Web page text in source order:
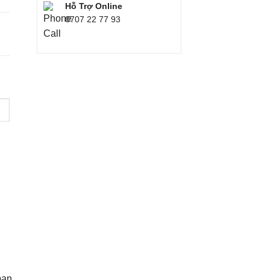
Hỗ Trợ Online
0707 22 77 93